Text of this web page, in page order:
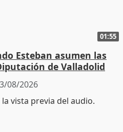
01:55
Esteban asumen las
de Valladolid
08/2026